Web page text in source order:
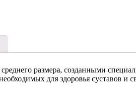
размера, созданными
для здоровья суставов и